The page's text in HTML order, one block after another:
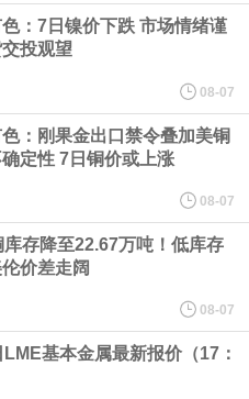
。
美元/盎司。
首席技术官王兴兴在网上路演时表示，
累，公司逐步形成了包括一体化关节集
体集成技术、机器人激光雷达全自研核
的核心技术并已应用于公司的高性能通
等产品。
：7日镍价下跌 市场情绪谨
投观望
08-07
：刚果金出口禁令叠加美铜
定性 7日铜价或上涨
08-07
库存降至22.67万吨！低库存
价差走阔
08-07
基本金属最新报价（17：